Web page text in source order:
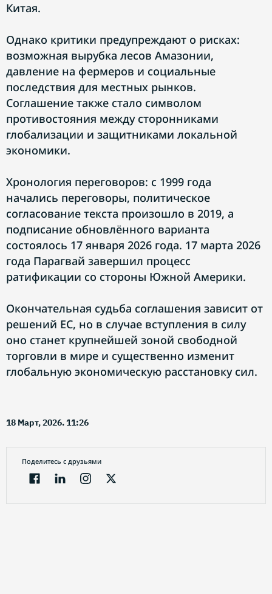
Китая.
Однако критики предупреждают о рисках:
возможная вырубка лесов Амазонии,
давление на фермеров и социальные
последствия для местных рынков.
Соглашение также стало символом
противостояния между сторонниками
глобализации и защитниками локальной
экономики.
Хронология переговоров: с 1999 года
начались переговоры, политическое
согласование текста произошло в 2019, а
подписание обновлённого варианта
состоялось 17 января 2026 года. 17 марта 2026
года Парагвай завершил процесс
ратификации со стороны Южной Америки.
Окончательная судьба соглашения зависит от
решений ЕС, но в случае вступления в силу
оно станет крупнейшей зоной свободной
торговли в мире и существенно изменит
глобальную экономическую расстановку сил.
18 Март, 2026. 11:26
Поделитесь с друзьями